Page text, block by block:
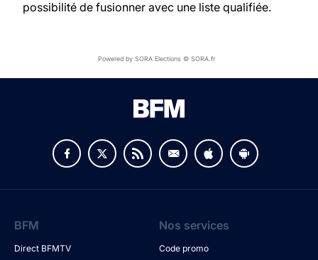
possibilité de fusionner avec une liste qualifiée.
Powered by SORA Elections © SORA.fr
BFM
Direct BFMTV
Nos services
Code promo